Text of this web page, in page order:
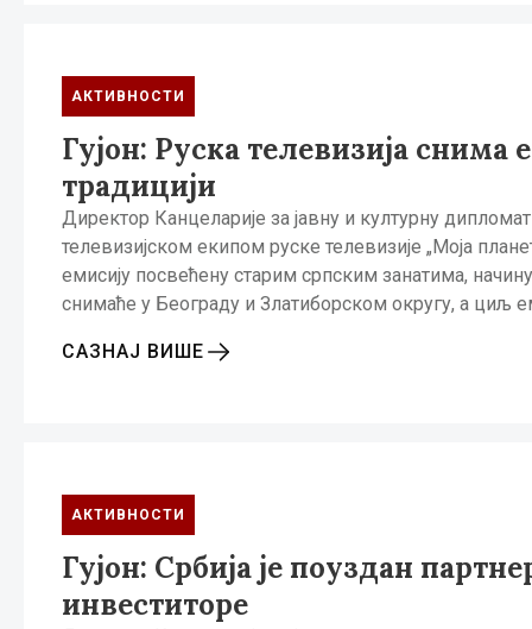
АКТИВНОСТИ
Гујон: Руска телевизија
традицији
Директор Канцеларије за јавну и културну
телевизијском екипом руске телевизије „Моја
емисију посвећену старим српским занатима,
снимаће у Београду и Златиборском округу, а циљ
САЗНАЈ ВИШЕ
АКТИВНОСТИ
Гујон: Србија је поуздан
инвеститоре